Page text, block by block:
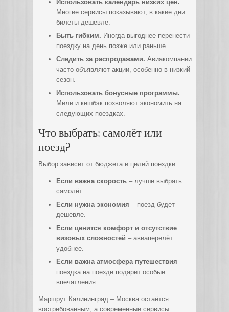
Использовать календарь низких цен.
Многие сервисы показывают, в какие дни
билеты дешевле.
Быть гибким. Иногда выгоднее перенести
поездку на день позже или раньше.
Следить за распродажами. Авиакомпании
часто объявляют акции, особенно в низкий
сезон.
Использовать бонусные программы.
Мили и кешбэк позволяют экономить на
следующих поездках.
Что выбрать: самолёт или
поезд?
Выбор зависит от бюджета и целей поездки.
Если важна скорость – лучше выбрать
самолёт.
Если нужна экономия – поезд будет
дешевле.
Если ценится комфорт и отсутствие
визовых сложностей – авиаперелёт
удобнее.
Если важна атмосфера путешествия –
поездка на поезде подарит особые
впечатления.
Маршрут Калининград – Москва остаётся
востребованным, а современные сервисы